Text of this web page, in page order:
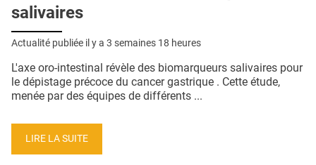
salivaires
Actualité publiée il y a 3 semaines 18 heures
L'axe oro-intestinal révèle des biomarqueurs salivaires pour
le dépistage précoce du cancer gastrique . Cette étude,
menée par des équipes de différents ...
LIRE LA SUITE